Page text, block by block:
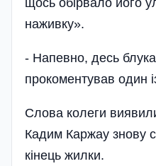
щось обірвало його
наживку».
- Напевно, десь
прокоментував один
Слова колеги
Кадим Каржау знову
кінець жилки.